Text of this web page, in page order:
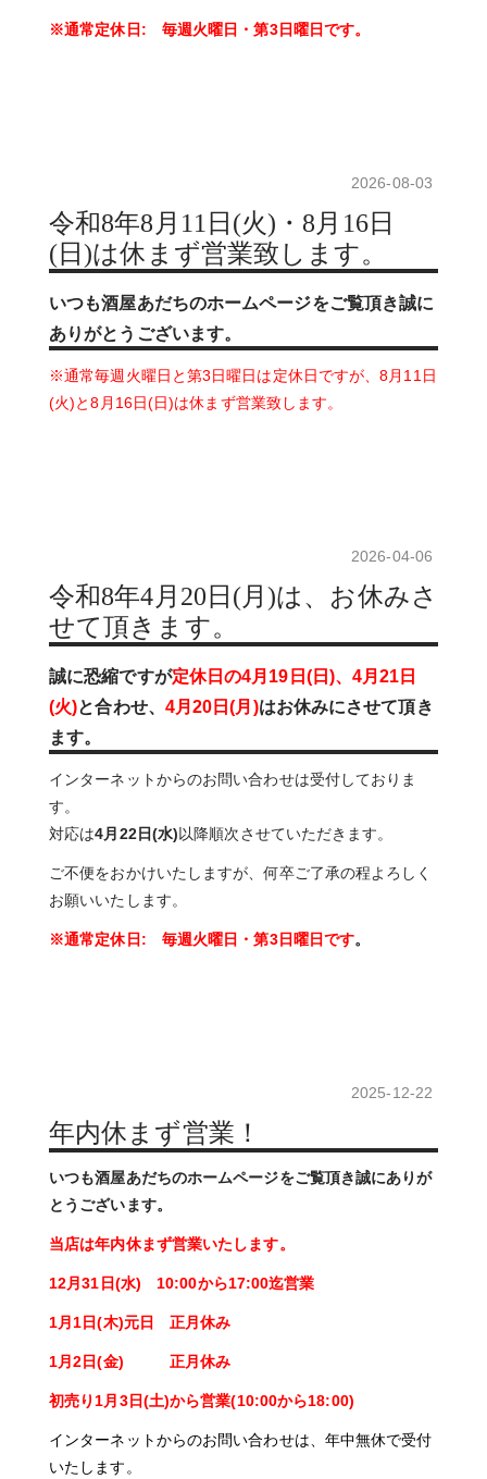
※通常定休日: 毎週火曜日・第3日曜日です。
2026-08-03
令和8年8月11日(火)・8月16日
(日)は休まず営業致します。
いつも酒屋あだちのホームページをご覧頂き誠に
ありがとうございます。
※通常毎週火曜日と第3日曜日は定休日ですが、8月11日
(火)と8月16日(日)は休まず営業致します。
2026-04-06
令和8年4月20日(月)は、お休みさ
せて頂きます。
誠に恐縮ですが定休日の4月19日(日)、4月21日
(火)と合わせ、 4月20日(月)はお休みにさせて頂き
ます。
インターネットからのお問い合わせは受付しておりま
す。
対応は4月22日(水)以降順次させていただきます。
ご不便をおかけいたしますが、何卒ご了承の程よろしく
お願いいたします。
※通常定休日: 毎週火曜日・第3日曜日です。
2025-12-22
年内休まず営業！
いつも酒屋あだちのホームページをご覧頂き誠にありが
とうございます。
当店は年内休まず営業いたします。
12月31日(水) 10:00から17:00迄営業
1月1日(木)元日 正月休み
1月2日(金) 正月休み
初売り1月3日(土)から営業(10:00から18:00)
インターネットからのお問い合わせは、年中無休で受付
いたします。